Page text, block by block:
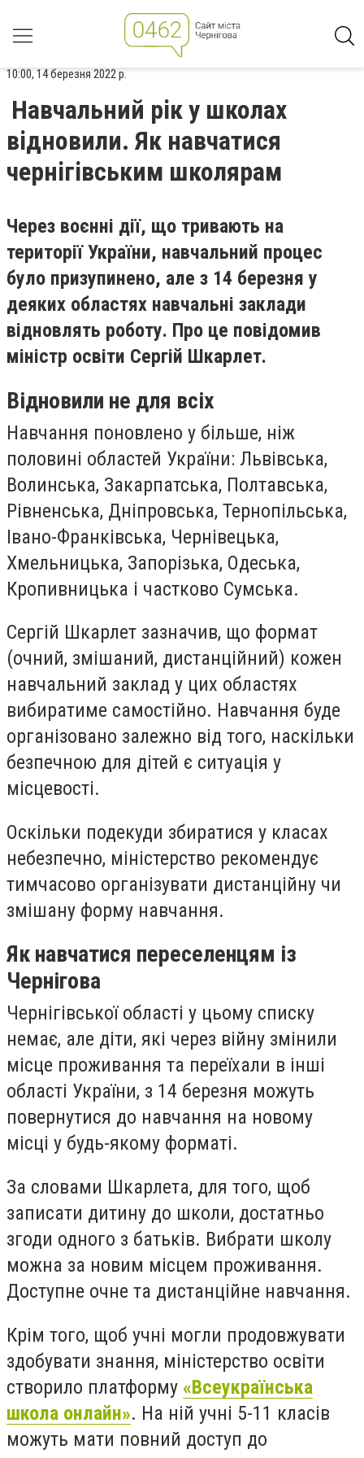
10:00, 14 березня 2022 р.
Навчальний рік у школах
відновили. Як навчатися
чернігівським школярам
Через воєнні дії, що тривають на
території України, навчальний процес
було призупинено, але з 14 березня у
деяких областях навчальні заклади
відновлять роботу. Про це повідомив
міністр освіти Сергій Шкарлет.
Відновили не для всіх
Навчання поновлено у більше, ніж
половині областей України: Львівська,
Волинська, Закарпатська, Полтавська,
Рівненська, Дніпровська, Тернопільська,
Івано-Франківська, Чернівецька,
Хмельницька, Запорізька, Одеська,
Кропивницька і частково Сумська.
Сергій Шкарлет зазначив, що формат
(очний, змішаний, дистанційний) кожен
навчальний заклад у цих областях
вибиратиме самостійно. Навчання буде
організовано залежно від того, наскільки
безпечною для дітей є ситуація у
місцевості.
Оскільки подекуди збиратися у класах
небезпечно, міністерство рекомендує
тимчасово організувати дистанційну чи
змішану форму навчання.
Як навчатися переселенцям із
Чернігова
Чернігівської області у цьому списку
немає, але діти, які через війну змінили
місце проживання та переїхали в інші
області України, з 14 березня можуть
повернутися до навчання на новому
місці у будь-якому форматі.
За словами Шкарлета, для того, щоб
записати дитину до школи, достатньо
згоди одного з батьків. Вибрати школу
можна за новим місцем проживання.
Доступне очне та дистанційне навчання.
Крім того, щоб учні могли продовжувати
здобувати знання, міністерство освіти
створило платформу «Всеукраїнська
школа онлайн». На ній учні 5-11 класів
можуть мати повний доступ до